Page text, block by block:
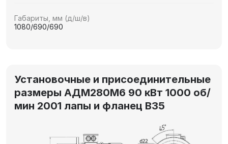
Габариты, мм (д/ш/в)
1080/690/690
Установочные и присоединительные
размеры АДМ280М6 90 кВт 1000 об/
мин 2001 лапы и фланец В35